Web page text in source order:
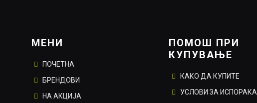
МЕНИ
ПОЧЕТНА
БРЕНДОВИ
НА АКЦИЈА
ПОМОШ ПРИ
КУПУВАЊЕ
КАКО ДА КУПИТЕ
УСЛОВИ ЗА ИСПОРАКА